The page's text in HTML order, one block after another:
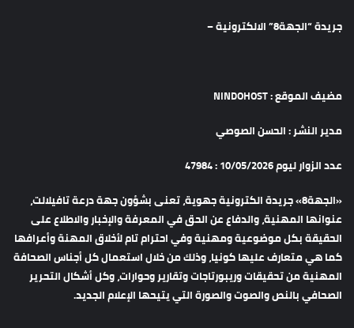
جريدة “الجهة8” الالكترونية –
مضيف الموقع : NINDOHOST
مدير النشر : الحسن الصوصي
عدد الزوار ليوم 10/05/2026 : 47984
«الجهة8» جريدة الكترونية جهوية، تعنى بشؤون جهة درعة تافيلالت،
عنوانها المهنية، والدفاع عن الحق في المعرفة والإخبار والاطلاع على
الحقيقة بكل موضوعية ومهنية وفي احترام تام لأخلاق المهنة وأعرافها
كما هي متعارف عليها كونيا، وذلك من خلال استعمال كل أجناس الصحافة
المهنية من تحقيقات وريبورتاجات وتقارير وحوارات، وكل أشكال التحرير
الصحافي بالنص والصوت والصورة التي يتيحها الإعلام الجديد.